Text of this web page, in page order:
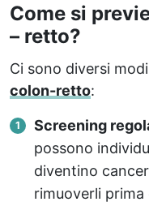
Come si
– retto?
Ci sono diversi
colon-retto:
Screening
possono
diventino
rimuoverli